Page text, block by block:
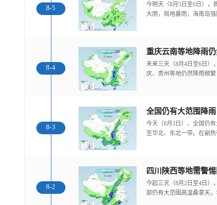
8-5
今明天（8月5日至6日），
大雨，局地暴雨，海南岛
8-4
重庆云南等地降雨
未来三天（8月4日至6日）
庆、贵州等地仍然降雨频
8-3
全国仍有大范围降
今天（8月3日），全国仍
至华北、东北一带。在副
8-2
今起三天（8月2日至4日）
部仍有大范围高温桑拿天